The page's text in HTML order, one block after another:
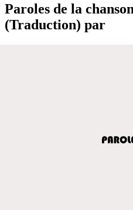
Paroles de la
(Traduction) par